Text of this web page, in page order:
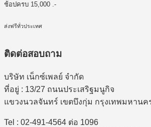
ช้อปครบ 15,000 .-
ส่งฟรีทั่วประเทศ
ติดต่อสอบถาม
บริษัท เน็กซ์เพลย์ จำกัด
ที่อยู่ : 13/27 ถนนประเสริฐมนูกิจ
แขวงนวลจันทร์ เขตบึงกุ่ม กรุงเทพมหานค
Tel : 02-491-4564 ต่อ 1096